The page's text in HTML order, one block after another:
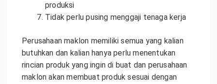
produksi
Tidak perlu pusing menggaji tenaga kerja
Perusahaan maklon memiliki semua yang kalian
butuhkan dan kalian hanya perlu menentukan
rincian produk yang ingin di buat dan perusahaan
maklon akan membuat produk sesuai dengan